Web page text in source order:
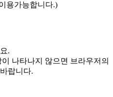
용가능합니다.)
.
나타나지 않으면 브라우저의
랍니다.